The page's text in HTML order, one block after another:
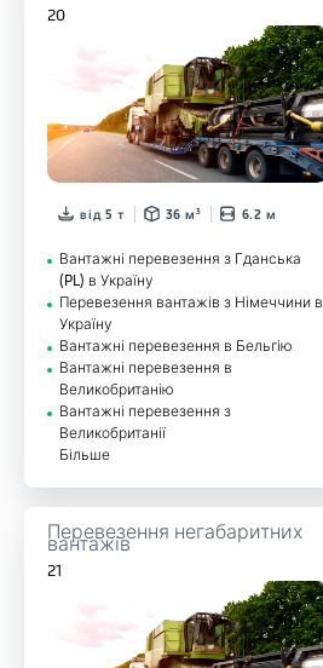
20
від 5 т 36 м³ 6.2 м
Вантажні перевезення з Гданська
(PL) в Україну
Перевезення вантажів з Німеччини в
Україну
Вантажні перевезення в Бельгію
Вантажні перевезення в
Великобританію
Вантажні перевезення з
Великобританії
Більше
Перевезення негабаритних
вантажів
21